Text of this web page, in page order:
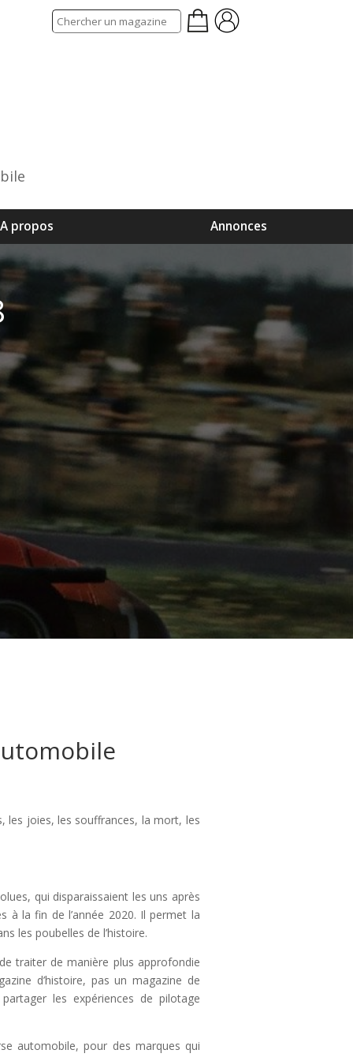
A propos Annonces
les joies, les souffrances, la mort, les
qui disparaissaient les uns après
à la fin de l’année 2020. Il permet la
les poubelles de l’histoire.
traiter de manière plus approfondie
d’histoire, pas un magazine de
les expériences de pilotage
automobile, pour des marques qui